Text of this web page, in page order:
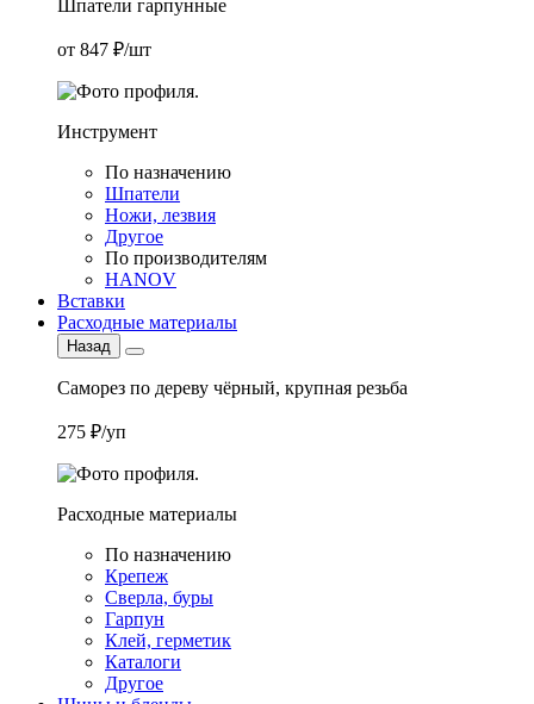
Шпатели гарпунные
от 847 ₽/шт
Инструмент
По назначению
Шпатели
Ножи, лезвия
Другое
По производителям
HANOV
Вставки
Расходные материалы
Назад
Саморез по дереву чёрный, крупная резьба
275 ₽/уп
Расходные материалы
По назначению
Крепеж
Сверла, буры
Гарпун
Клей, герметик
Каталоги
Другое